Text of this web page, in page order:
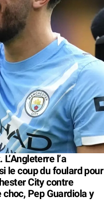
l’a
le coup du foulard pour
City contre
Pep Guardiola y